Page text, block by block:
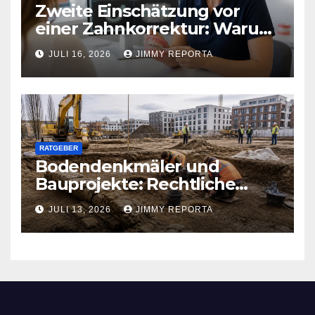
Zweite Einschätzung vor
einer Zahnkorrektur: Warum
sich ein weiterer Blick lohnen
kann
JULI 16, 2026 JIMMY REPORTA
RATGEBER
Bodendenkmäler und
Bauprojekte: Rechtliche
Pflichten und praktischer
Ablauf
JULI 13, 2026 JIMMY REPORTA